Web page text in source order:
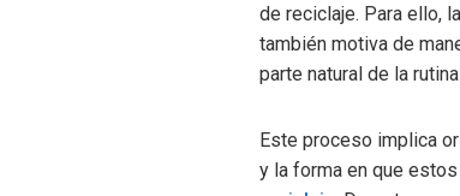
de reciclaje. Para ello,
también motiva de
parte natural de la
Este proceso implica
y la forma en que